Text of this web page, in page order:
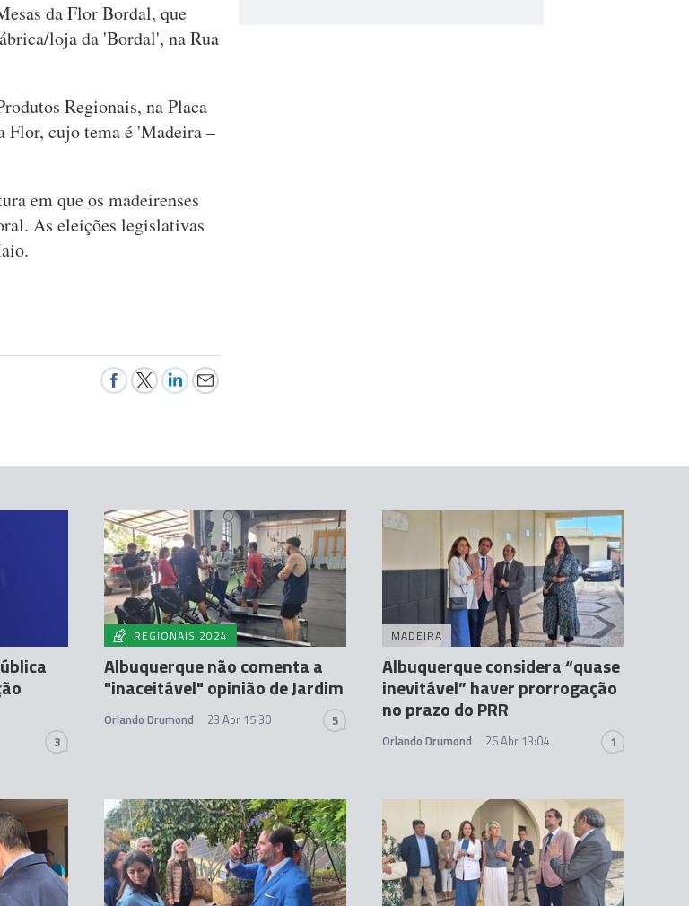
da Flor Bordal, que
loja da 'Bordal', na Rua
Regionais, na Placa
Flor, cujo tema é 'Madeira –
em que os madeirenses
As eleições legislativas
3
REGIONAIS 2024
Albuquerque não comenta a
"inaceitável" opinião de Jardim
Orlando Drumond 23 Abr 15:30 5
MADEIRA
Albuquerque considera “quase
inevitável” haver prorrogação
no prazo do PRR
Orlando Drumond 26 Abr 13:04 1